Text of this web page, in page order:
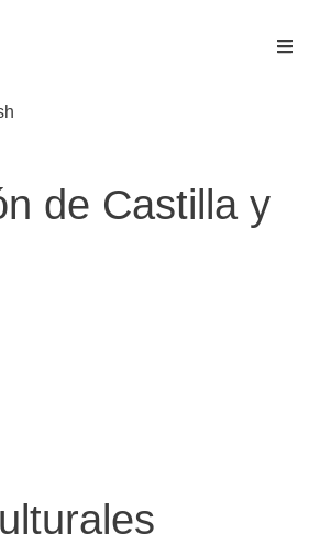
de Castilla y